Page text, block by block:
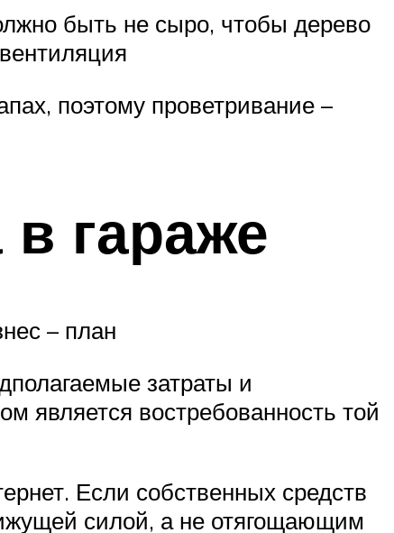
быть не сыро, чтобы дерево
поэтому проветривание –
гараже
– план
затраты и
является востребованность той
Если собственных средств
силой, а не отягощающим